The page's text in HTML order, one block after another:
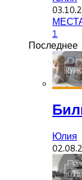
1
Последнее
Юлия